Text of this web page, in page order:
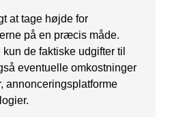
at tage højde for
på en præcis måde.
de faktiske udgifter til
eventuelle omkostninger
annonceringsplatforme